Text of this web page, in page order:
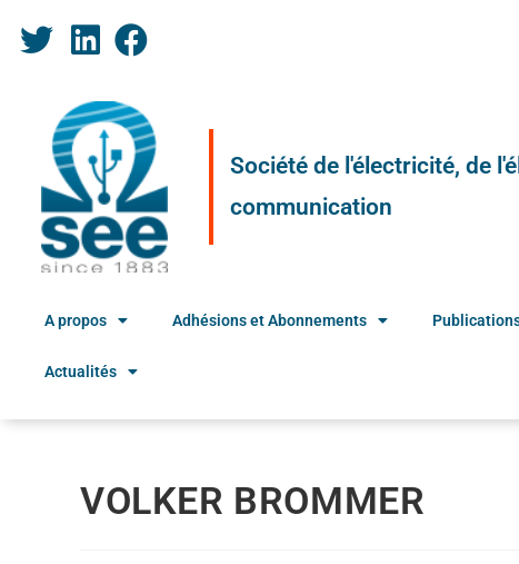
Société de l'électricité, de
communication
A propos Adhésions et Abonnements
Actualités
VOLKER BROMMER